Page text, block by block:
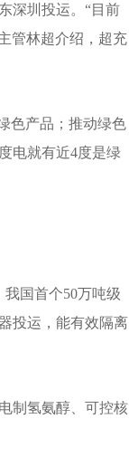
深圳投运。“目前
管林超介绍，超充
色产品；推动绿色
电就有近4度是绿
国首个50万吨级
投运，能有效隔离
制氢氨醇、可控核